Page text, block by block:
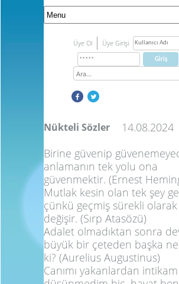
Üye Ol Üye Girişi
Nükteli Sözler
14.08.2024
Birine güvenip
anlamanın tek yolu ona
güvenmektir. (Ernest
Mutlak kesin olan tek şey
çünkü geçmiş sürekli olarak
değişir. (Sırp Atasözü)
Adalet olmadıktan sonra
büyük bir çeteden başka
ki? (Aurelius Augustinus)
Canımı yakanlardan intikam